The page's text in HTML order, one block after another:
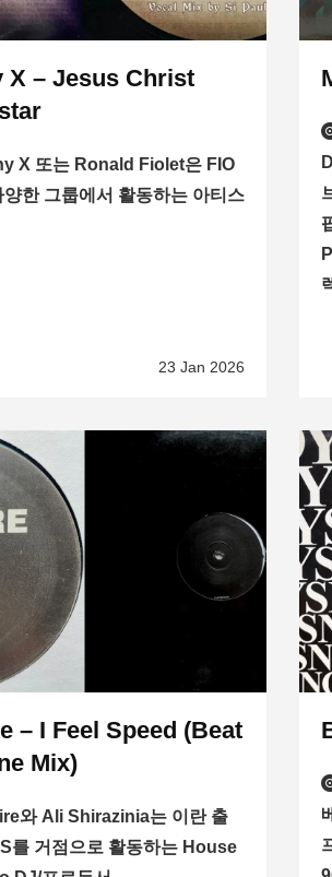
X – Jesus Christ
X 또는 Ronald Fiolet은 FIO
양한 그룹에서 활동하는 아티스
23 Jan 2026
– I Feel Speed ​​(Beat
Mix)
와 Ali Shirazinia는 이란 출
를 거점으로 활동하는 House